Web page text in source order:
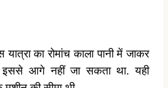
यात्रा का रोमांच काला पानी में जाकर
इससे आगे नहीं जा सकता था. यही